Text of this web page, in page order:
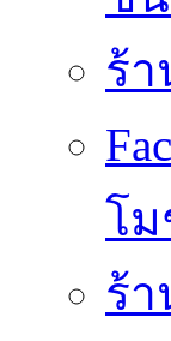
ร้
โ
ร้